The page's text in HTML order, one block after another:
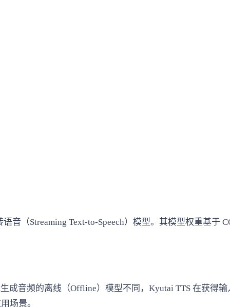
音（Streaming Text-to-Speech）模型。其模型权重基于
成音频的离线（Offline）模型不同，Kyutai TTS 在获得
场景。